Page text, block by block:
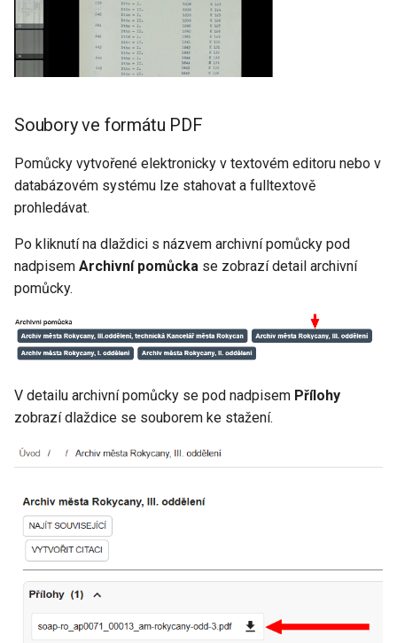
Soubory ve formátu PDF
Pomůcky vytvořené elektronicky v textovém editoru nebo v
databázovém systému lze stahovat a fulltextově
prohledávat.
Po kliknutí na dlaždici s názvem archivní pomůcky pod
nadpisem Archivní pomůcka se zobrazí detail archivní
pomůcky.
V detailu archivní pomůcky se pod nadpisem Přílohy
zobrazí dlaždice se souborem ke stažení.